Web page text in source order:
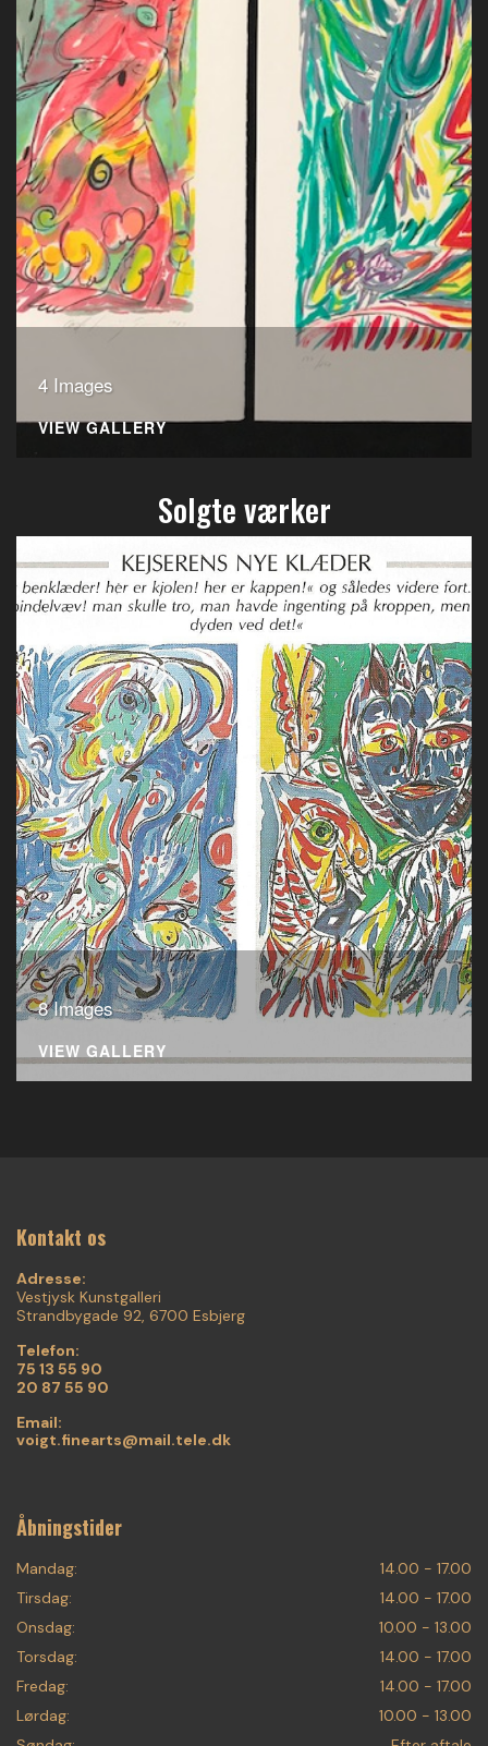
4 Images
VIEW GALLERY
Solgte værker
8 Images
VIEW GALLERY
Kontakt os
Adresse:
Vestjysk Kunstgalleri
Strandbygade 92, 6700 Esbjerg
Telefon:
75 13 55 90
20 87 55 90
Email:
voigt.finearts@mail.tele.dk
Åbningstider
Mandag:
14.00 - 17.00
Tirsdag:
14.00 - 17.00
Onsdag:
10.00 - 13.00
Torsdag:
14.00 - 17.00
Fredag:
14.00 - 17.00
Lørdag:
10.00 - 13.00